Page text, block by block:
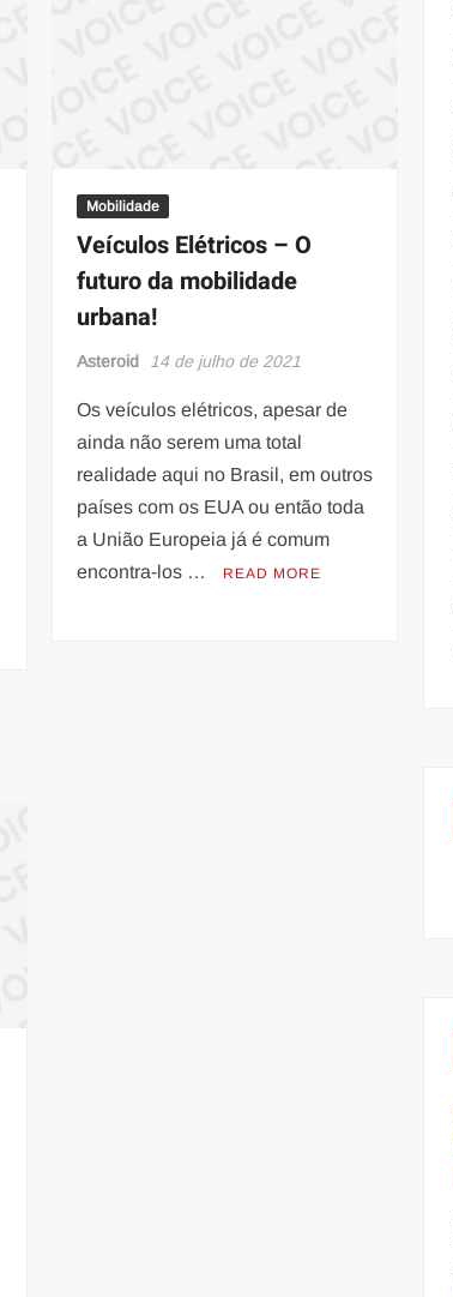
Mobilidade
Veículos Elétricos – O
futuro da mobilidade
urbana!
Asteroid 14 de julho de 2021
Os veículos elétricos, apesar de
ainda não serem uma total
realidade aqui no Brasil, em outros
países com os EUA ou então toda
a União Europeia já é comum
encontra-los …
READ MORE